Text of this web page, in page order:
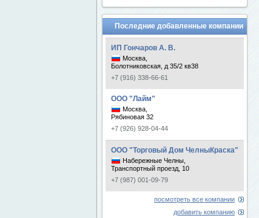
Последние добавленные компании
ИП Гончаров А. В.
Москва,
Болотниковская, д 35/2 кв38
+7 (916) 338-66-61
ООО "Лайм"
Москва,
Рябиновая 32
+7 (926) 928-04-44
ООО "Торговый Дом ЧелныКраска"
Набережные Челны,
Транспортный проезд, 10
+7 (987) 001-09-79
посмотреть все компании
добавить компанию